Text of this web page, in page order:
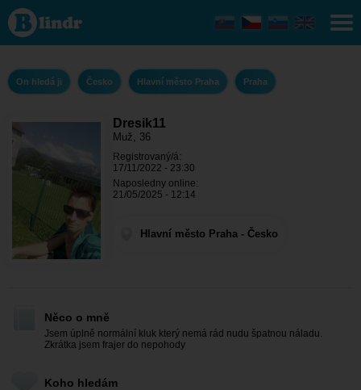
Dresik11
- On
hledá ji
Hlavní
Praha -
PrahaOn hledá ji Česko Hlavní město Praha Praha
Dresik11
Muž, 36
Registrovaný/á:
17/11/2022 - 23:30
Naposledny online:
21/05/2025 - 12:14
Hlavní město Praha - Česko
Něco o mně
Jsem úplně normální kluk který nemá rád nudu špatnou náladu.
Zkrátka jsem frajer do nepohody
Koho hledám